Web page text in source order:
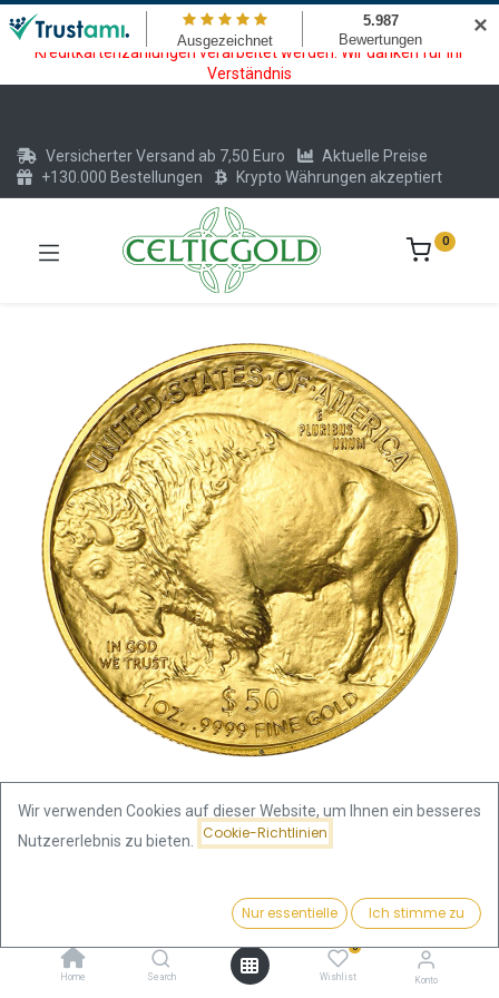
Wartungsarbeiten am Kreditkarten und Krypto Bezahlmodul. In der
Zeit vom 20.07. - 09.08.2026 können keine Krypto oder
Kreditkartenzahlungen verarbeitet werden. Wir danken für Ihr
Verständnis
3.756,57€ Kaufen
Home Search
0
Wishlist Konto
Versicherter Versand ab 7,50 Euro
Aktuelle Preise
+130.000 Bestellungen
Krypto Währungen akzeptiert
0
American Buffalo 1oz Goldmünze
2011
Wir verwenden Cookies auf dieser Website, um Ihnen ein besseres
Nutzererlebnis zu bieten.
Cookie-Richtlinien
Nur essentielle Ich stimme zu
✕